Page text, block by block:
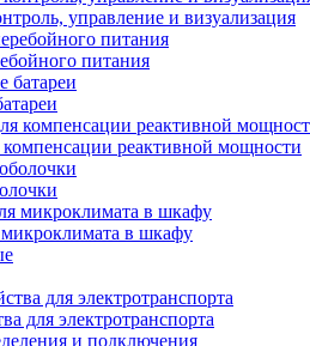
управление и визуализация
питания
реактивной мощности
в шкафу
для электротранспорта